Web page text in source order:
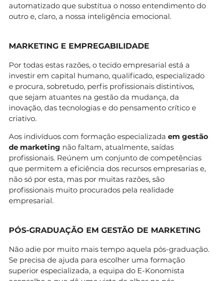
automatizado que substitua o nosso entendimento do
outro e, claro, a nossa inteligência emocional.
MARKETING E EMPREGABILIDADE
Por todas estas razões, o tecido empresarial está a
investir em capital humano, qualificado, especializado
e procura, sobretudo, perfis profissionais distintivos,
que sejam atuantes na gestão da mudança, da
inovação, das tecnologias e do pensamento crítico e
criativo.
Aos indivíduos com formação especializada em gestão
de marketing não faltam, atualmente, saídas
profissionais. Reúnem um conjunto de competências
que permitem a eficiência dos recursos empresarias e,
não só por esta, mas por muitas razões, são
profissionais muito procurados pela realidade
empresarial.
PÓS-GRADUAÇÃO EM GESTÃO DE MARKETING
Não adie por muito mais tempo aquela pós-graduação.
Se precisa de ajuda para escolher uma formação
superior especializada, a equipa do E-Konomista